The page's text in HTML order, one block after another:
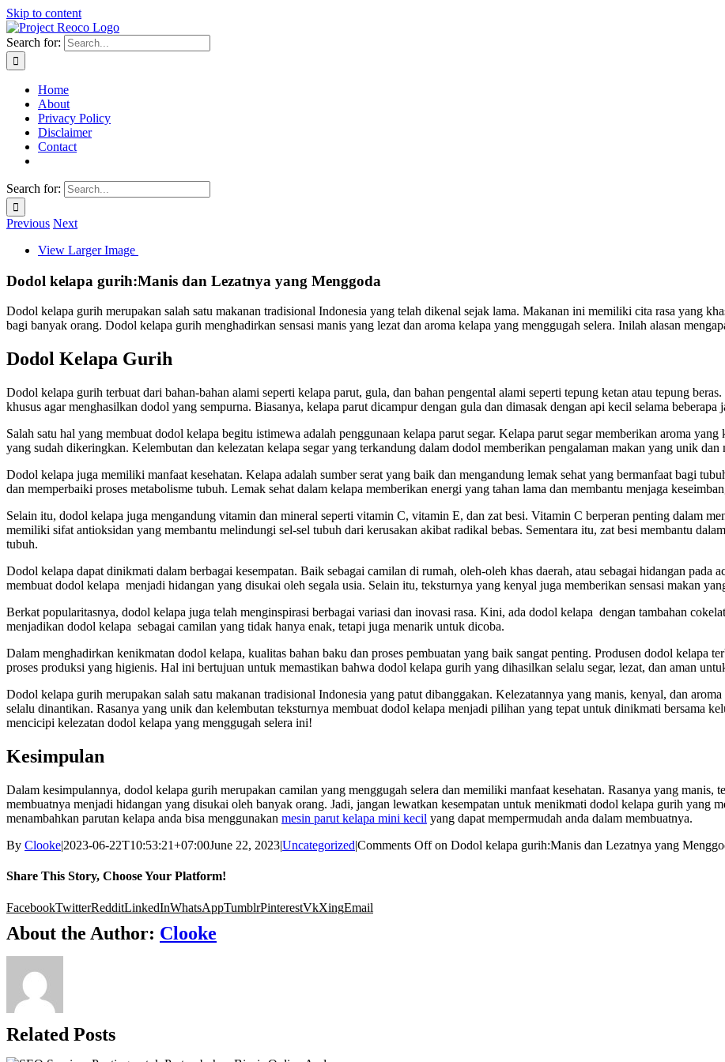
Skip to content
Search for:
Home
About
Privacy Policy
Disclaimer
Contact
Search for:
Previous Next
View Larger Image
Dodol kelapa gurih:Manis dan Lezatnya yang Menggoda
Dodol kelapa gurih merupakan salah satu makanan tradisional Indonesia yang telah dikenal sejak lama. Makanan ini memiliki cita rasa yang
bagi banyak orang. Dodol kelapa gurih menghadirkan sensasi manis yang lezat dan aroma kelapa yang menggugah selera. Inilah alasan
Dodol Kelapa Gurih
Dodol kelapa gurih terbuat dari bahan-bahan alami seperti kelapa parut, gula, dan bahan pengental alami seperti tepung ketan atau tepung
khusus agar menghasilkan dodol yang sempurna. Biasanya, kelapa parut dicampur dengan gula dan dimasak dengan api kecil selama
Salah satu hal yang membuat dodol kelapa begitu istimewa adalah penggunaan kelapa parut segar. Kelapa parut segar memberikan aroma
yang sudah dikeringkan. Kelembutan dan kelezatan kelapa segar yang terkandung dalam dodol memberikan pengalaman makan yang unik dan
Dodol kelapa juga memiliki manfaat kesehatan. Kelapa adalah sumber serat yang baik dan mengandung lemak sehat yang bermanfaat bagi
dan memperbaiki proses metabolisme tubuh. Lemak sehat dalam kelapa memberikan energi yang tahan lama dan membantu menjaga
Selain itu, dodol kelapa juga mengandung vitamin dan mineral seperti vitamin C, vitamin E, dan zat besi. Vitamin C berperan penting dalam
memiliki sifat antioksidan yang membantu melindungi sel-sel tubuh dari kerusakan akibat radikal bebas. Sementara itu, zat besi membantu
tubuh.
Dodol kelapa dapat dinikmati dalam berbagai kesempatan. Baik sebagai camilan di rumah, oleh-oleh khas daerah, atau sebagai hidangan pada
membuat dodol kelapa menjadi hidangan yang disukai oleh segala usia. Selain itu, teksturnya yang kenyal juga memberikan sensasi makan
Berkat popularitasnya, dodol kelapa juga telah menginspirasi berbagai variasi dan inovasi rasa. Kini, ada dodol kelapa dengan tambahan
menjadikan dodol kelapa sebagai camilan yang tidak hanya enak, tetapi juga menarik untuk dicoba.
Dalam menghadirkan kenikmatan dodol kelapa, kualitas bahan baku dan proses pembuatan yang baik sangat penting. Produsen dodol kelapa
proses produksi yang higienis. Hal ini bertujuan untuk memastikan bahwa dodol kelapa gurih yang dihasilkan selalu segar, lezat, dan aman
Dodol kelapa gurih merupakan salah satu makanan tradisional Indonesia yang patut dibanggakan. Kelezatannya yang manis, kenyal, dan
selalu dinantikan. Rasanya yang unik dan kelembutan teksturnya membuat dodol kelapa menjadi pilihan yang tepat untuk dinikmati bersama
mencicipi kelezatan dodol kelapa yang menggugah selera ini!
Kesimpulan
Dalam kesimpulannya, dodol kelapa gurih merupakan camilan yang menggugah selera dan memiliki manfaat kesehatan. Rasanya yang manis,
membuatnya menjadi hidangan yang disukai oleh banyak orang. Jadi, jangan lewatkan kesempatan untuk menikmati dodol kelapa gurih yang
menambahkan parutan kelapa anda bisa menggunakan mesin parut kelapa mini kecil yang dapat mempermudah anda dalam membuatnya.
By Clooke|2023-06-22T10:53:21+07:00June 22, 2023|Uncategorized|Comments Offon Dodol kelapa gurih:Manis dan Lezatnya yang
Share This Story, Choose Your Platform!
FacebookTwitterRedditLinkedInWhatsAppTumblrPinterestVkXingEmail
About the Author: Clooke
Related Posts